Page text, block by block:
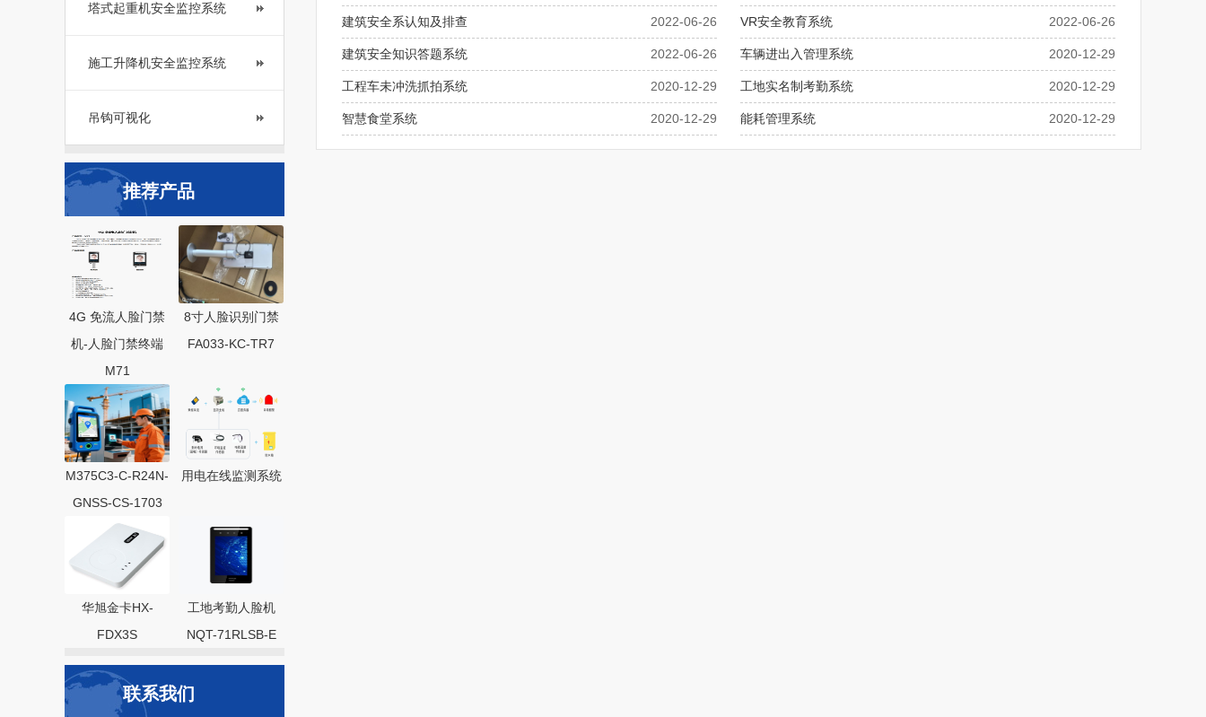
塔式起重机安全监控系统
施工升降机安全监控系统
吊钩可视化
推荐产品
4G 免流人脸门禁
机-人脸门禁终端
M71
8寸人脸识别门禁
FA033-KC-TR7
M375C3-C-R24N-
GNSS-CS-1703
用电在线监测系统
华旭金卡HX-
FDX3S
工地考勤人脸机
NQT-71RLSB-E
联系我们
2022-06-26
建筑安全系认知及排查 2022-06-26
VR安全教育系统
2022-06-26
建筑安全知识答题系统 2020-12-29
车辆进出入管理系统
2020-12-29
工程车未冲洗抓拍系统 2020-12-29
工地实名制考勤系统
2020-12-29
智慧食堂系统 2020-12-29
能耗管理系统